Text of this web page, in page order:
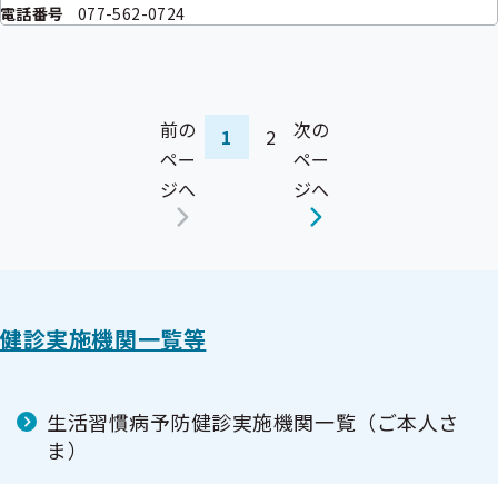
電話番号
077-562-0724
前の
ペー
ジへ
1 2
次の
ペー
ジへ
健診実施機関一覧等
生活習慣病予防健診実施機関一覧（ご本人さ
ま）